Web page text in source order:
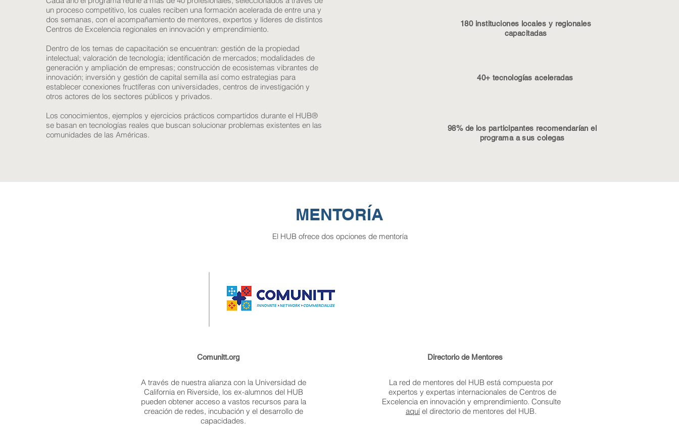
un proceso competitivo, los cuales reciben una formación acelerada de entre una y
dos semanas, con el acompañamiento de mentores, expertos y líderes de distintos
Centros de Excelencia regionales en innovación y emprendimiento.
Dentro de los temas de capacitación se encuentran: gestión de la propiedad
intelectual; valoración de tecnología; identificación de mercados; modalidades de
generación y ampliación de empresas; construcción de ecosistemas vibrantes de
innovación; inversión y gestión de capital semilla así como estrategias para
establecer conexiones fructíferas con universidades, centros de investigación y
otros actores de los sectores públicos y privados.
Los conocimientos, ejemplos y ejercicios prácticos compartidos durante el HUB®
se basan ​​en tecnologías reales que buscan solucionar problemas existentes en las
comunidades de las Américas.
180 instituciones locales y regionales
capacitadas
40+ tecnologías aceleradas
98% de los participantes recomendarían el
programa a sus colegas
MENTORÍA
El HUB ofrece dos opciones de mentoría
Comunitt.org
A través de nuestra alianza con la Universidad de
California en Riverside, los ex-alumnos del HUB
pueden obtener acceso a vastos recursos para la
creación de redes, incubación y el desarrollo de
capacidades.
Directorio de Mentores
La red de mentores del HUB está compuesta por
expertos y expertas internacionales de Centros de
Excelencia en innovación y emprendimiento. Consulte
aquí el directorio de mentores del HUB.